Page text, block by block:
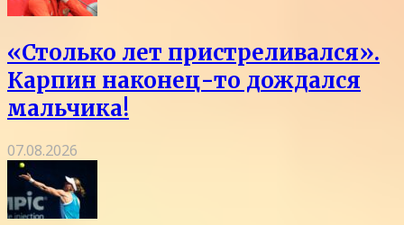
«Столько лет пристреливался».
Карпин наконец-то дождался
мальчика!
07.08.2026